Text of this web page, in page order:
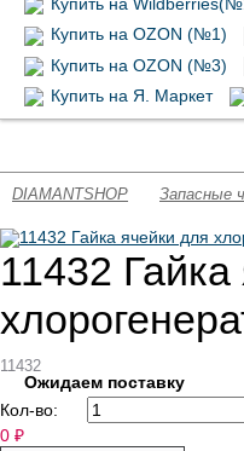
Купить на OZON (№1)
Купить на OZON (№3)
Купить на Я. Маркет
DIAMANTSHOP Запасные
11432
11432
Ожидаем поставку
Кол-во:
0 ₽